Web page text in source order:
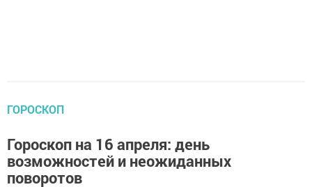
ГОРОСКОП
Гороскоп на 16 апреля: день
возможностей и неожиданных
поворотов